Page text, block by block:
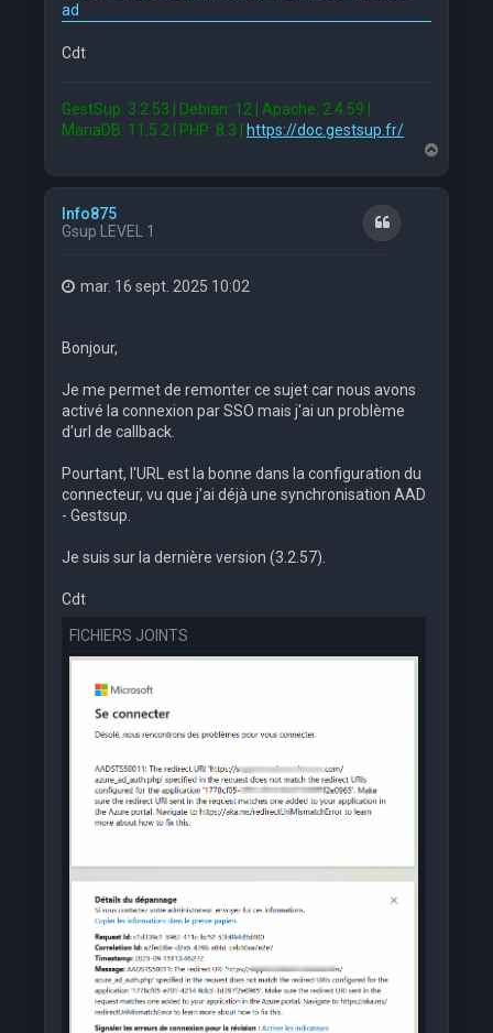
ad
Cdt
GestSup: 3.2.53 | Debian: 12 | Apache: 2.4.59 |
MariaDB: 11.5.2 | PHP: 8.3 |
https://doc.gestsup.fr/
a
u
Info875
Gsup LEVEL 1
Citation
mar. 16 sept. 2025 10:02
Bonjour,
Je me permet de remonter ce sujet car nous avons
activé la connexion par SSO mais j'ai un problème
d'url de callback.
Pourtant, l'URL est la bonne dans la configuration du
connecteur, vu que j'ai déjà une synchronisation AAD
- Gestsup.
Je suis sur la dernière version (3.2.57).
Cdt
FICHIERS JOINTS